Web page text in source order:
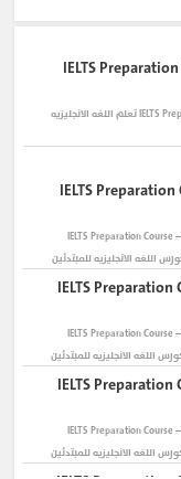
IELTS
IELTS Preparation Course|Aldarayn Academy| lecture 2 تعلم اللغه الانجليزيه
IELTS
IELTS Preparation Course
IELTS
IELTS Preparation Course
IELTS
IELTS Preparation Course